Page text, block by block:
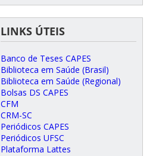
LINKS ÚTEIS
Banco de Teses CAPES
Biblioteca em Saúde (Brasil)
Biblioteca em Saúde (Regional)
Bolsas DS CAPES
CFM
CRM-SC
Periódicos CAPES
Periódicos UFSC
Plataforma Lattes